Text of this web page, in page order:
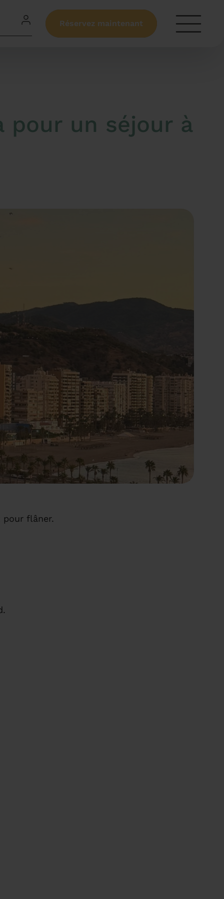
Réservez maintenant
pour un séjour à
pour flâner.